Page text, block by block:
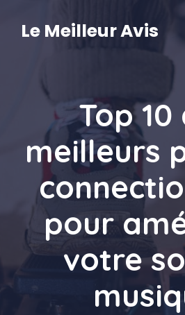
contenu
Le Meilleur Avis
Top 10
meilleurs
pour
votre